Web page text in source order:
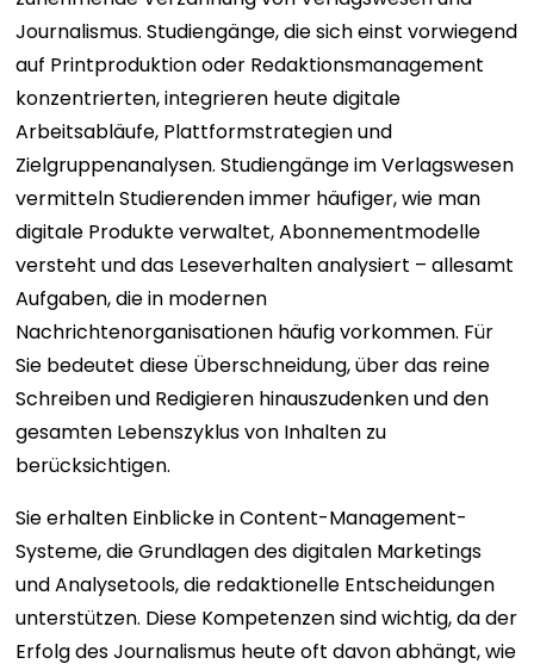
Journalismus. Studiengänge, die sich einst vorwiegend
auf Printproduktion oder Redaktionsmanagement
konzentrierten, integrieren heute digitale
Arbeitsabläufe, Plattformstrategien und
Zielgruppenanalysen. Studiengänge im Verlagswesen
vermitteln Studierenden immer häufiger, wie man
digitale Produkte verwaltet, Abonnementmodelle
versteht und das Leseverhalten analysiert – allesamt
Aufgaben, die in modernen
Nachrichtenorganisationen häufig vorkommen. Für
Sie bedeutet diese Überschneidung, über das reine
Schreiben und Redigieren hinauszudenken und den
gesamten Lebenszyklus von Inhalten zu
berücksichtigen.
Sie erhalten Einblicke in Content-Management-
Systeme, die Grundlagen des digitalen Marketings
und Analysetools, die redaktionelle Entscheidungen
unterstützen. Diese Kompetenzen sind wichtig, da der
Erfolg des Journalismus heute oft davon abhängt, wie